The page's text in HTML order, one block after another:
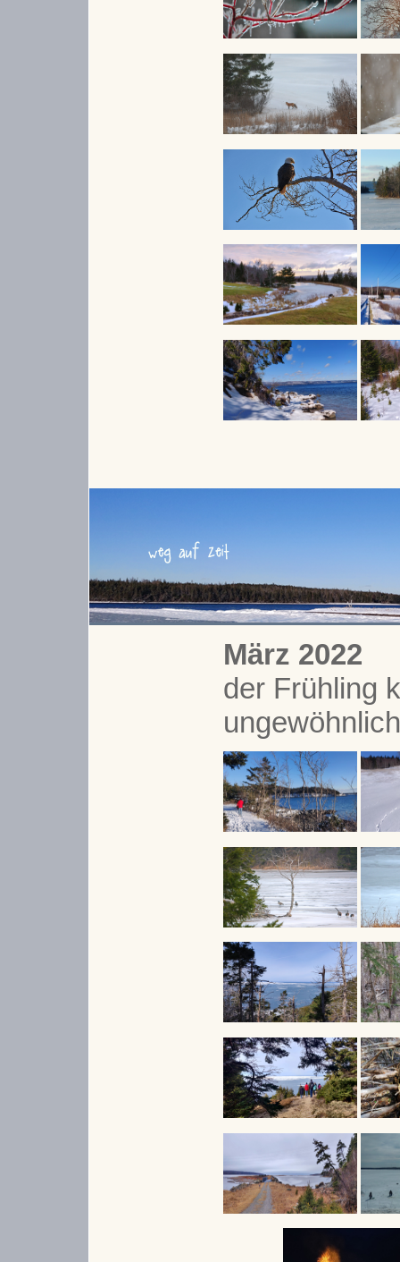
März 2022
der Frühling